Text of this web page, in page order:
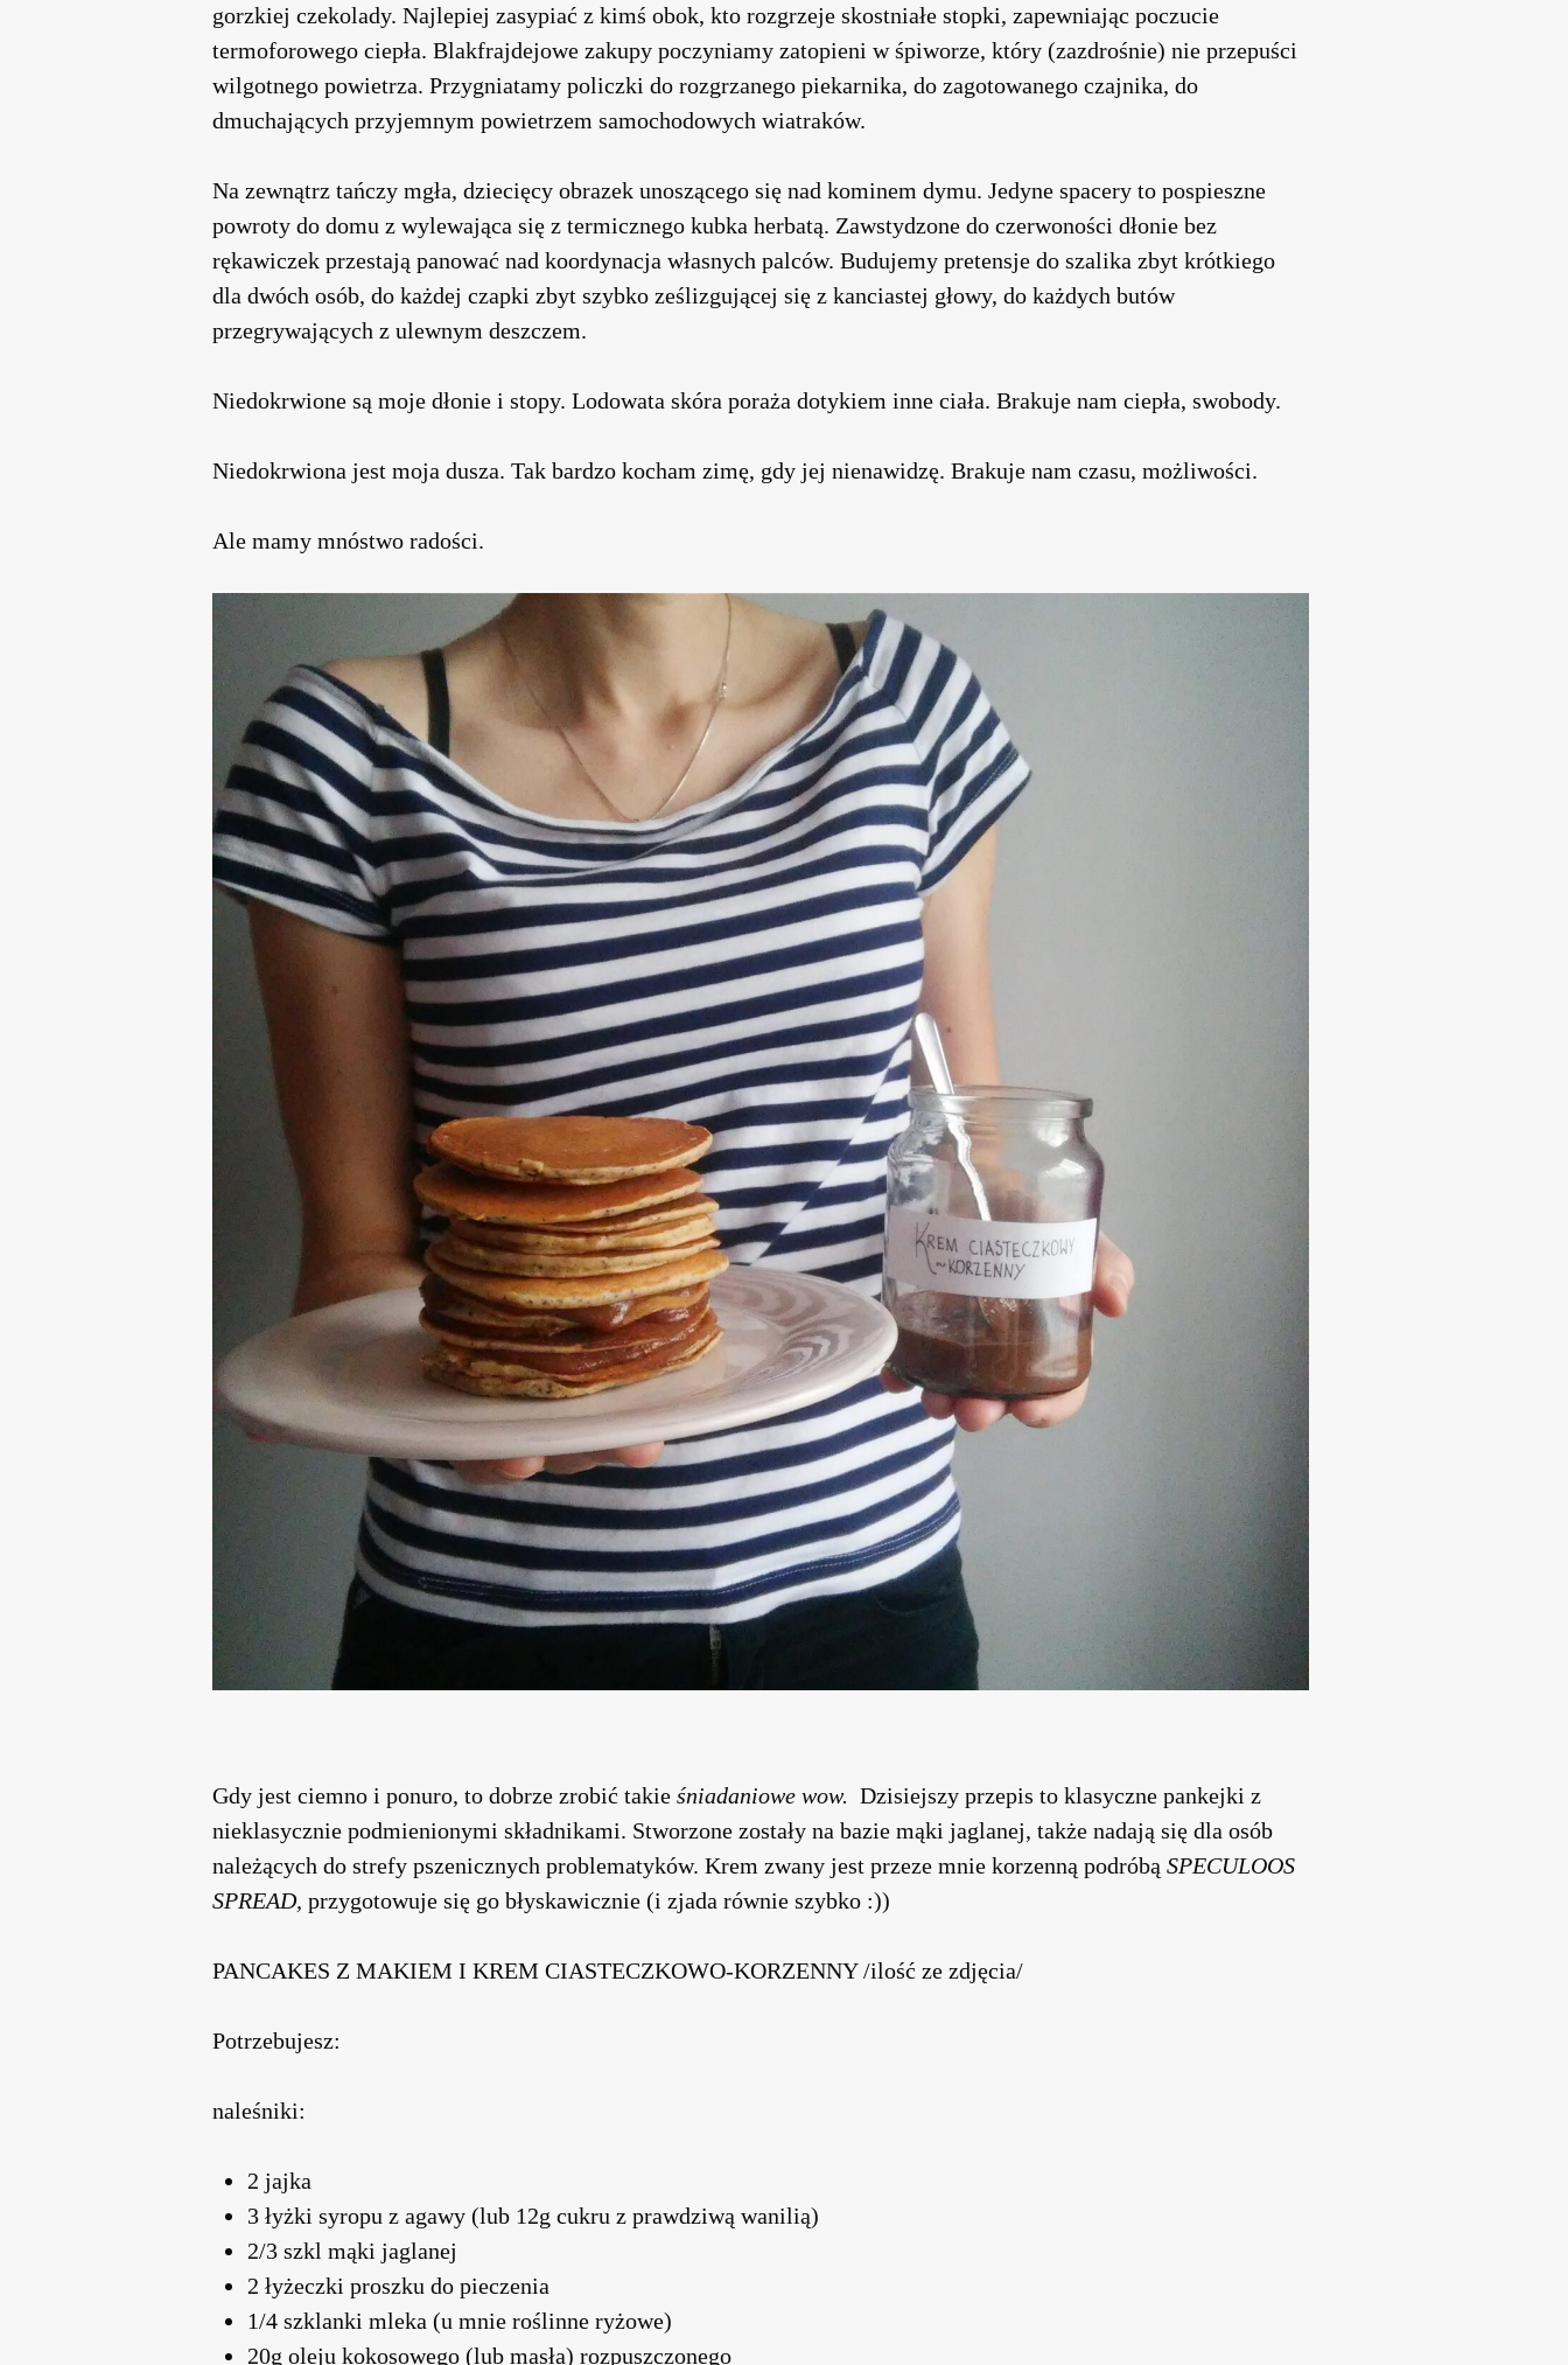
gorzkiej czekolady. Najlepiej zasypiać z kimś obok, kto rozgrzeje skostniałe stopki, zapewniając poczucie
termoforowego ciepła. Blakfrajdejowe zakupy poczyniamy zatopieni w śpiworze, który (zazdrośnie) nie przepuści
wilgotnego powietrza. Przygniatamy policzki do rozgrzanego piekarnika, do zagotowanego czajnika, do
dmuchających przyjemnym powietrzem samochodowych wiatraków.
Na zewnątrz tańczy mgła, dziecięcy obrazek unoszącego się nad kominem dymu. Jedyne spacery to pospieszne
powroty do domu z wylewająca się z termicznego kubka herbatą. Zawstydzone do czerwoności dłonie bez
rękawiczek przestają panować nad koordynacja własnych palców. Budujemy pretensje do szalika zbyt krótkiego
dla dwóch osób, do każdej czapki zbyt szybko ześlizgującej się z kanciastej głowy, do każdych butów
przegrywających z ulewnym deszczem.
Niedokrwione są moje dłonie i stopy. Lodowata skóra poraża dotykiem inne ciała. Brakuje nam ciepła, swobody.
Niedokrwiona jest moja dusza. Tak bardzo kocham zimę, gdy jej nienawidzę. Brakuje nam czasu, możliwości.
Ale mamy mnóstwo radości.
Gdy jest ciemno i ponuro, to dobrze zrobić takie śniadaniowe wow. Dzisiejszy przepis to klasyczne pankejki z
nieklasycznie podmienionymi składnikami. Stworzone zostały na bazie mąki jaglanej, także nadają się dla osób
należących do strefy pszenicznych problematyków. Krem zwany jest przeze mnie korzenną podróbą SPECULOOS
SPREAD, przygotowuje się go błyskawicznie (i zjada równie szybko :))
PANCAKES Z MAKIEM I KREM CIASTECZKOWO-KORZENNY /ilość ze zdjęcia/
Potrzebujesz:
naleśniki:
2 jajka
3 łyżki syropu z agawy (lub 12g cukru z prawdziwą wanilią)
2/3 szkl mąki jaglanej
2 łyżeczki proszku do pieczenia
1/4 szklanki mleka (u mnie roślinne ryżowe)
20g oleju kokosowego (lub masła) rozpuszczonego